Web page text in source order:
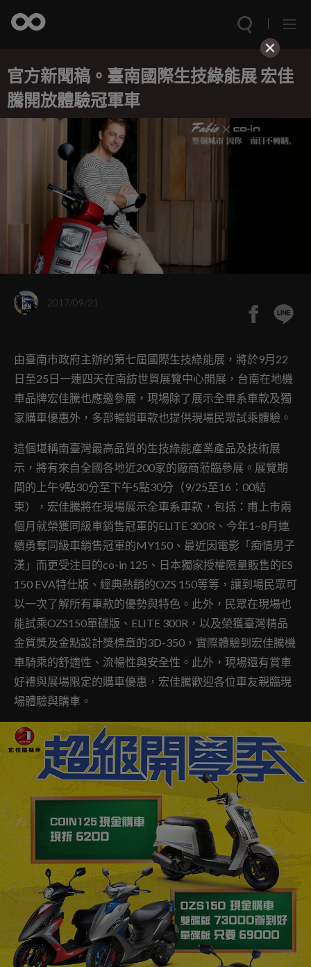
官方新聞稿。臺南國際生技綠能展 宏佳
騰開放體驗冠軍車
2017/09/21
由臺南市政府主辦的第七屆國際生技綠能展，將於9月22
日至25日一連四天在南紡世貿展覽中心開展，台南在地機
車品牌宏佳騰也應邀參展，現場除了展示全車系車款及獨
家購車優惠外，多部暢銷車款也提供現場民眾試乘體驗。
這個堪稱南臺灣最高品質的生技綠能產業產品及技術展
示，將有來自全國各地近200家的廠商蒞臨參展。展覽期
間的上午9點30分至下午5點30分（9/25至16：00結
束），宏佳騰將在現場展示全車系車款，包括：甫上市兩
個月就榮獲同級車銷售冠軍的ELITE 300R、今年1~8月連
續勇奪同級車銷售冠軍的MY150、最近因電影「痴情男子
漢」而更受注目的co-in 125、日本獨家授權限量販售的ES
150 EVA特仕版、經典熱銷的OZS 150等等，讓到場民眾可
以一次了解所有車款的優勢與特色。此外，民眾在現場也
能試乘OZS150單碟版、ELITE 300R，以及榮獲臺灣精品
金質獎及金點設計獎標章的3D-350，實際體驗到宏佳騰機
車騎乘的舒適性、流暢性與安全性。此外，現場還有賞車
好禮與展場限定的購車優惠，宏佳騰歡迎各位車友親臨現
場體驗與購車。